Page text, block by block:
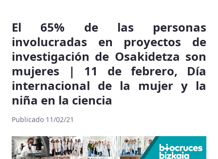
El 65% de las personas
involucradas en proyectos de
investigación de Osakidetza son
mujeres | 11 de febrero, Día
internacional de la mujer y la
niña en la ciencia
Publicado 11/02/21